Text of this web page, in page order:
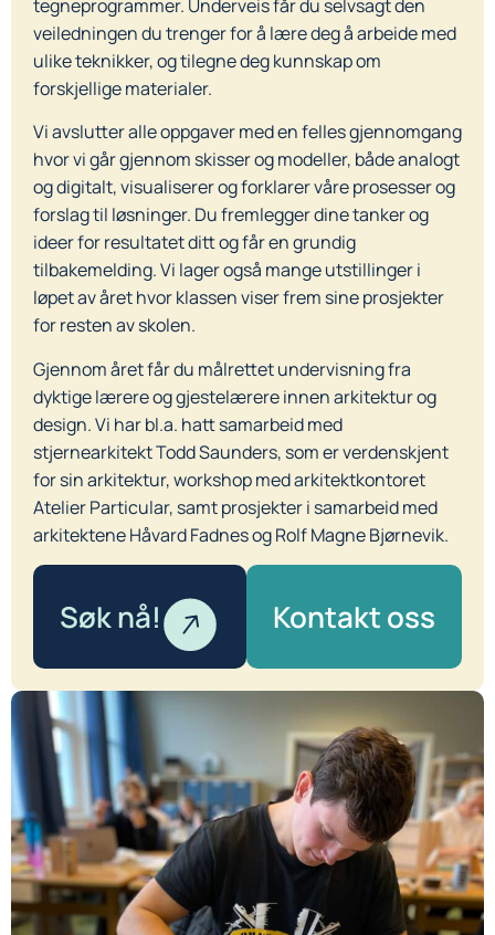
tegneprogrammer. Underveis får du selvsagt den
veiledningen du trenger for å lære deg å arbeide med
ulike teknikker, og tilegne deg kunnskap om
forskjellige materialer.
Vi avslutter alle oppgaver med en felles gjennomgang
hvor vi går gjennom skisser og modeller, både analogt
og digitalt, visualiserer og forklarer våre prosesser og
forslag til løsninger. Du fremlegger dine tanker og
ideer for resultatet ditt og får en grundig
tilbakemelding. Vi lager også mange utstillinger i
løpet av året hvor klassen viser frem sine prosjekter
for resten av skolen.
Gjennom året får du målrettet undervisning fra
dyktige lærere og gjestelærere innen arkitektur og
design. Vi har bl.a. hatt samarbeid med
stjernearkitekt Todd Saunders, som er verdenskjent
for sin arkitektur, workshop med arkitektkontoret
Atelier Particular, samt prosjekter i samarbeid med
arkitektene Håvard Fadnes og Rolf Magne Bjørnevik.
Søk nå! Kontakt oss